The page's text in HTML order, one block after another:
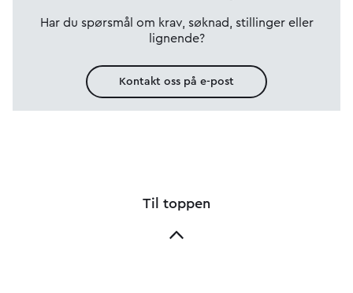
Har du spørsmål om krav, søknad, stillinger eller
lignende?
Kontakt oss på e-post
Til toppen